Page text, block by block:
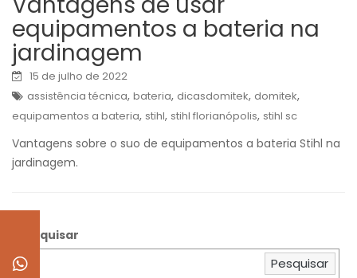
equipamentos a bateria na
jardinagem
15 de julho de 2022
assistência técnica, bateria, dicasdomitek, domitek,
equipamentos a bateria, stihl, stihl florianópolis, stihl sc
Vantagens sobre o suo de equipamentos a bateria Stihl na
jardinagem.
Pesquisar
Pesquisar